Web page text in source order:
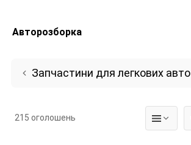
Авторозборка
Запчастини для легкових авто
215 оголошень